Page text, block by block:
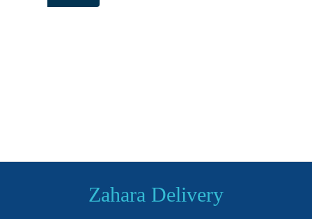
Zahara Delivery